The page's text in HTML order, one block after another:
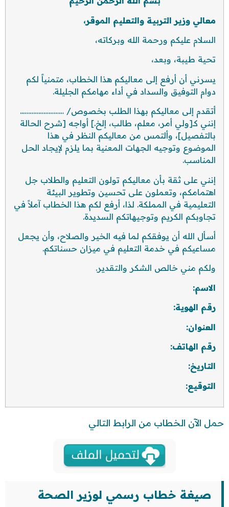
معالي وزير التربية والتعليم الموقر،
السلام عليكم ورحمة الله وبركاته،
تحية طيبة، وبعد،
يسرني أن أرفع إلى معاليكم هذا الخطاب، متمنياً لكم
دوام التوفيق والسداد في أداء مهامكم الجليلة.
أتقدم إلى معاليكم بهذا الطلب بخصوص/ ……………………..
إنني كـ[ولي أمر، معلم، طالب، إلخ.] أواجه [شرح الحالة
بالتفصيل]، وألتمس من معاليكم النظر في هذا
الموضوع وتوجيه الجهات المعنية بما يلزم لإيجاد الحل
المناسب.
إنني على ثقة بأن معاليكم تولون التعليم والطلاب جل
اهتمامكم، وتعملون على تحسين وتطوير البيئة
التعليمية في المملكة. لذا، أرفع لكم هذا الخطاب آملاً في
تجاوبكم الكريم وتوجيهاتكم السديدة.
أسأل الله أن يوفقكم لما فيه الخير والصلاح، وأن يجعل
مساعيكم في خدمة التعليم في ميزان حسناتكم.
ولكم مني خالص الشكر والتقدير.
الاسم:
رقم الهوية:
العنوان:
رقم الهاتف:
التاريخ:
التوقيع:
حمل الآن الخطاب من الرابط التالي
صيغة خطاب رسمي لوزير الصحة